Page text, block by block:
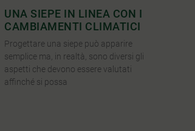
UNA SIEPE IN LINEA CON I
CAMBIAMENTI CLIMATICI
Progettare una siepe può apparire
semplice ma, in realtà, sono diversi gli
aspetti che devono essere valutati
affinché si possa